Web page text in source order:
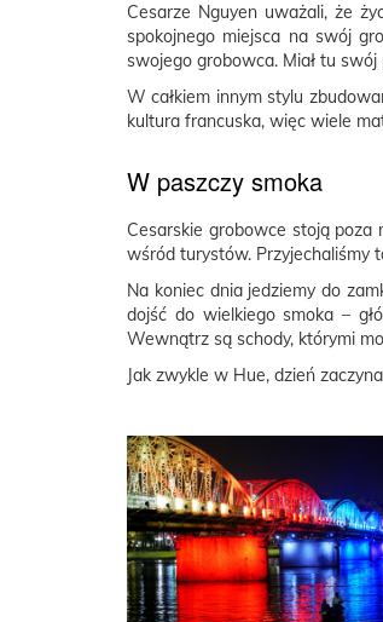
Cesarze Nguyen uważali, że
spokojnego miejsca na swój
swojego grobowca. Miał tu
W całkiem innym stylu
kultura francuska, więc wiele
W paszczy smoka
Cesarskie grobowce stoją poza
wśród turystów. Przyjechaliśmy
Na koniec dnia jedziemy do
dojść do wielkiego smoka –
Wewnątrz są schody, którymi
Jak zwykle w Hue, dzień